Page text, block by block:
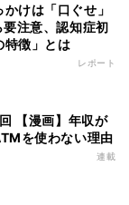
けは「口ぐせ」
注意、認知症初
特徴」とは
レポート
【漫画】年収が
を使わない理由
連載